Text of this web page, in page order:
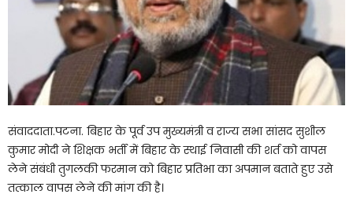
संवाददाता.पटना. बिहार के पूर्व उप मुख्यमंत्री व राज्य सभा सांसद सुशील
कुमार मोदी ने शिक्षक भर्ती में बिहार के स्थाई निवासी की शर्त को वापस
लेने संबंधी तुगलकी फरमान को बिहार प्रतिभा का अपमान बताते हुए उसे
तत्काल वापस लेने की मांग की है।